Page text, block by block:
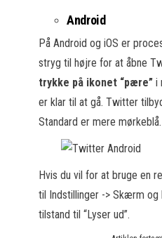
Android
På Android og iOS er
stryg til højre for at åbne
trykke på ikonet “pære” i
er klar til at gå. Twitter
Standard er mere mørkeblå.
Hvis du vil for at bruge en
til Indstillinger -> Skærm
tilstand til “Lyser ud”.